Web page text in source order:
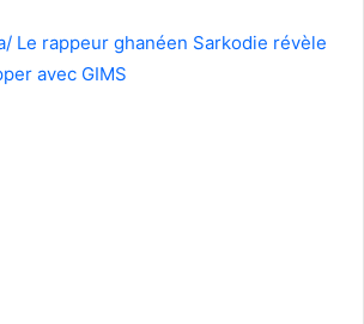
Le rappeur ghanéen Sarkodie révèle
avec GIMS